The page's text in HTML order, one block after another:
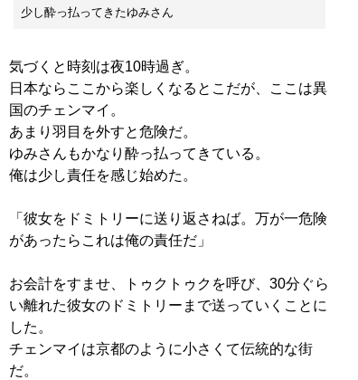
少し酔っ払ってきたゆみさん
気づくと時刻は夜10時過ぎ。
日本ならここから楽しくなるとこだが、ここは異
国のチェンマイ。
あまり羽目を外すと危険だ。
ゆみさんもかなり酔っ払ってきている。
俺は少し責任を感じ始めた。
「彼女をドミトリーに送り返さねば。万が一危険
があったらこれは俺の責任だ」
お会計をすませ、トゥクトゥクを呼び、30分ぐら
い離れた彼女のドミトリーまで送っていくことに
した。
チェンマイは京都のように小さくて伝統的な街
だ。